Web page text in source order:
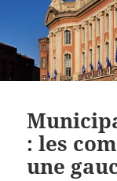
: les
une